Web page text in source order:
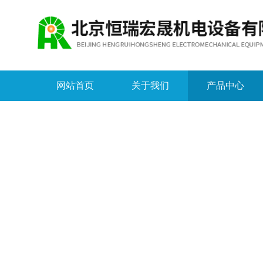
网站首页 关于我们 产品中心